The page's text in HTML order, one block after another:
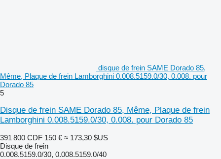
disque de frein SAME Dorado 85,
Même, Plaque de frein Lamborghini 0.008.5159.0/30, 0.008. pour
Dorado 85
5
Disque de frein SAME Dorado 85, Même, Plaque de frein
Lamborghini 0.008.5159.0/30, 0.008. pour Dorado 85
391 800 CDF 150 € ≈ 173,30 $US
Disque de frein
0.008.5159.0/30, 0.008.5159.0/40